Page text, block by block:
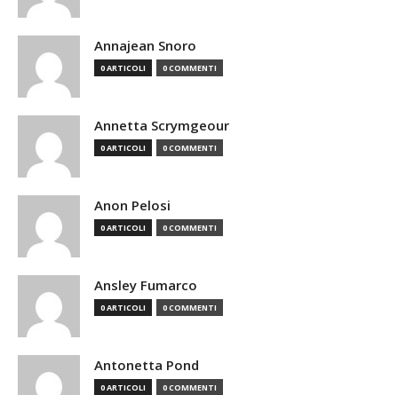
Annajean Snoro
0 ARTICOLI 0 COMMENTI
Annetta Scrymgeour
0 ARTICOLI 0 COMMENTI
Anon Pelosi
0 ARTICOLI 0 COMMENTI
Ansley Fumarco
0 ARTICOLI 0 COMMENTI
Antonetta Pond
0 ARTICOLI 0 COMMENTI